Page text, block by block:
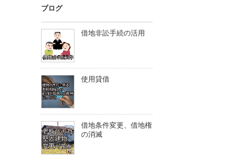
ブログ
借地非訟手続の活用
使用貸借
借地条件変更、借地権
の消滅